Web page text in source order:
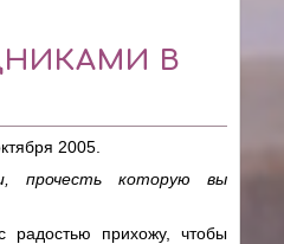
В
2005.
прочесть которую вы
прихожу, чтобы